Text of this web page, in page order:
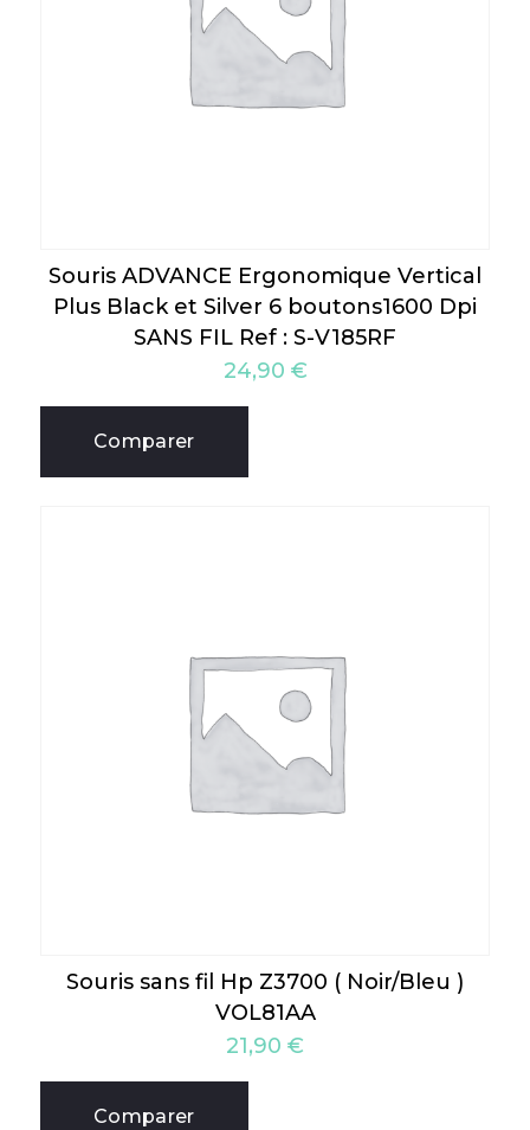
Souris ADVANCE Ergonomique Vertical
Plus Black et Silver 6 boutons1600 Dpi
SANS FIL Ref : S-V185RF
24,90 €
Comparer
Souris sans fil Hp Z3700 ( Noir/Bleu )
VOL81AA
21,90 €
Comparer